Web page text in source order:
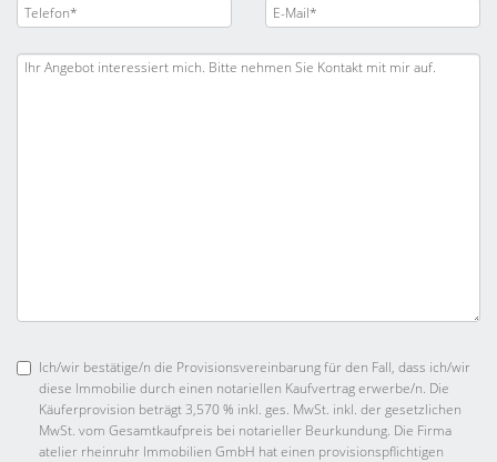
Ich/wir bestätige/n die Provisionsvereinbarung für den Fall, dass ich/wir
diese Immobilie durch einen notariellen Kaufvertrag erwerbe/n. Die
Käuferprovision beträgt 3,570 % inkl. ges. MwSt. inkl. der gesetzlichen
MwSt. vom Gesamtkaufpreis bei notarieller Beurkundung. Die Firma
atelier rheinruhr Immobilien GmbH hat einen provisionspflichtigen